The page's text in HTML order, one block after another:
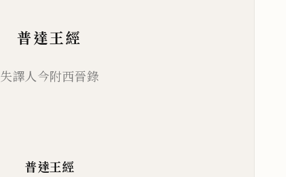
普達王經
失譯人今附西晉錄
普達王經